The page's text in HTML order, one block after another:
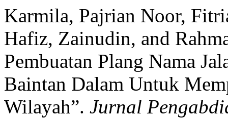
Karmila, Pajrian Noor,
Hafiz, Zainudin, and
Pembuatan Plang Nama
Baintan Dalam Untuk
Wilayah”. Jurnal